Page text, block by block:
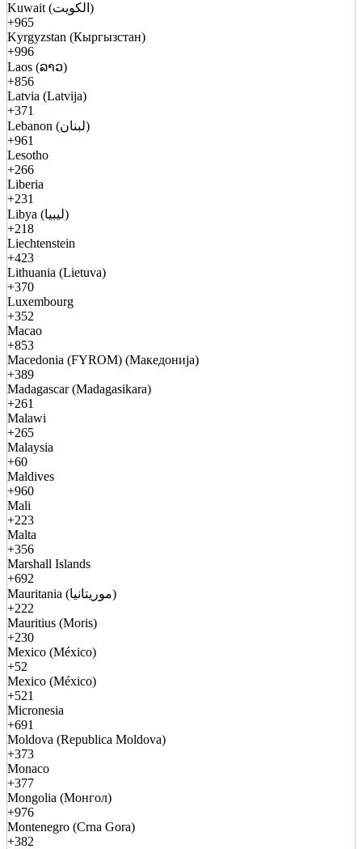
Kuwait (الكويت)
+965
Kyrgyzstan (Кыргызстан)
+996
Laos (ລາວ)
+856
Latvia (Latvija)
+371
Lebanon (لبنان)
+961
Lesotho
+266
Liberia
+231
Libya (ليبيا)
+218
Liechtenstein
+423
Lithuania (Lietuva)
+370
Luxembourg
+352
Macao
+853
Macedonia (FYROM) (Македонија)
+389
Madagascar (Madagasikara)
+261
Malawi
+265
Malaysia
+60
Maldives
+960
Mali
+223
Malta
+356
Marshall Islands
+692
Mauritania (موريتانيا)
+222
Mauritius (Moris)
+230
Mexico (México)
+52
Mexico (México)
+521
Micronesia
+691
Moldova (Republica Moldova)
+373
Monaco
+377
Mongolia (Монгол)
+976
Montenegro (Crna Gora)
+382